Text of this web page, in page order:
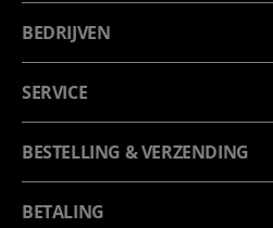
BEDRIJVEN
SERVICE
BESTELLING & VERZENDING
BETALING